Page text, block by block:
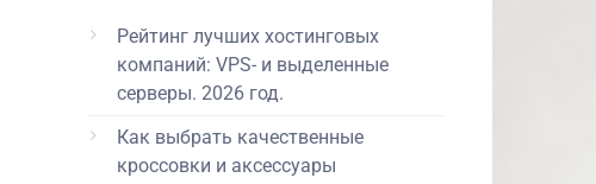
Рейтинг лучших хостинговых
компаний: VPS- и выделенные
серверы. 2026 год.
Как выбрать качественные
кроссовки и аксессуары